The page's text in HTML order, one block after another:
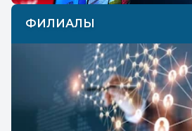
ФИЛИАЛЫ